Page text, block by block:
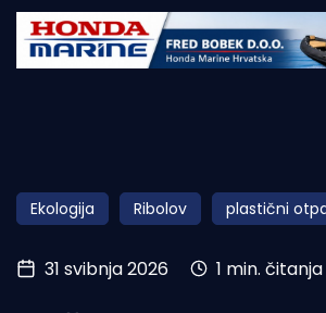
Početna
Obala
Otoci
Turizam i nautika
Ekologija Ribolov plastični
31 svibnja 2026 1 min. čitanja